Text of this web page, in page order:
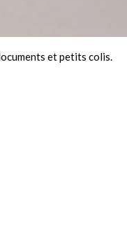
et petits colis.